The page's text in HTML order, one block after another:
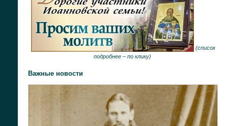
(список
подробнее – по клику)
Важные новости